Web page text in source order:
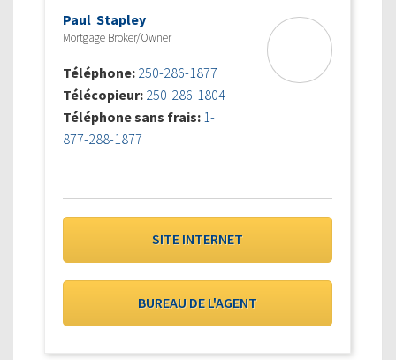
Paul Stapley
Mortgage Broker/Owner
Téléphone: 250-286-1877
Télécopieur: 250-286-1804
Téléphone sans frais: 1-
877-288-1877
SITE INTERNET
BUREAU DE L'AGENT